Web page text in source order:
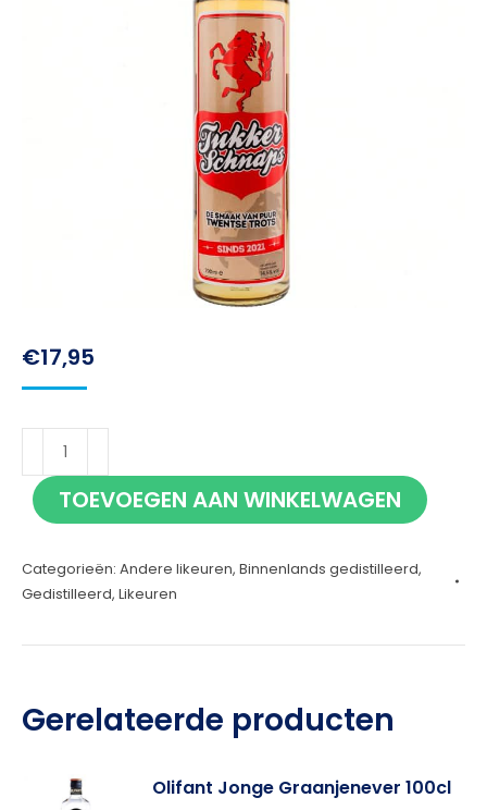
€17,95
Tukker
Schnaps
70cl TOEVOEGEN AAN WINKELWAGEN
Categorieën: Andere likeuren, Binnenlands gedistilleerd,
Gedistilleerd, Likeuren
Gerelateerde producten
Olifant Jonge Graanjenever 100cl